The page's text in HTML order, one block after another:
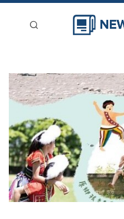
新聞稿分類
登入
刊登